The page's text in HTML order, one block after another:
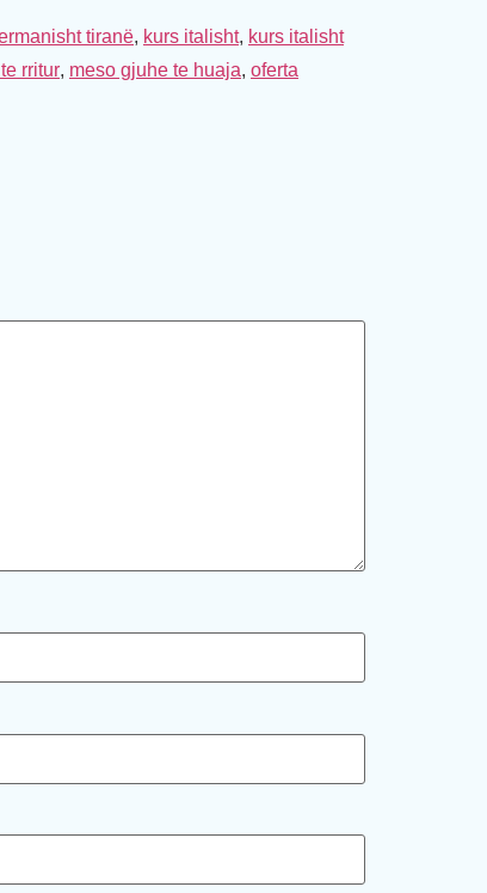
tiranë, kurs italisht, kurs italisht
rritur, meso gjuhe te huaja, oferta